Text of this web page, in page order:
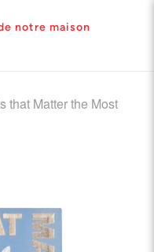
notre maison
that Matter the Most